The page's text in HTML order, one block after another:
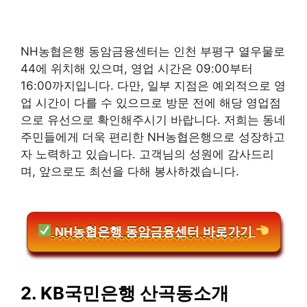
NH농협은행 동암금융센터는 인천 부평구 열우물로
44에 위치해 있으며, 영업 시간은 09:00부터
16:00까지입니다. 다만, 일부 지점은 예외적으로 영
업 시간이 다를 수 있으므로 방문 전에 해당 영업점
으로 유선으로 확인해주시기 바랍니다. 저희는 동네
주민들에게 더욱 편리한 NH농협은행으로 성장하고
자 노력하고 있습니다. 고객님의 성원에 감사드리
며, 앞으로도 최선을 다해 봉사하겠습니다.
NH농협은행 동암금융센터 바로가기
2. KB국민은행 산곡동소개